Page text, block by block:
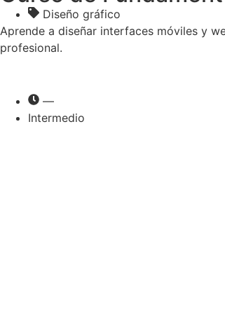
Diseño gráfico
Aprende a diseñar interfaces móviles y
profesional.
—
Intermedio